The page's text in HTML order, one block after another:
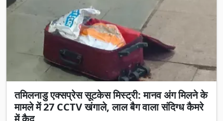
तमिलनाडु एक्सप्रेस सूटकेस मिस्ट्री: मानव अंग मिलने के
मामले में 27 CCTV खंगाले, लाल बैग वाला संदिग्ध कैमरे